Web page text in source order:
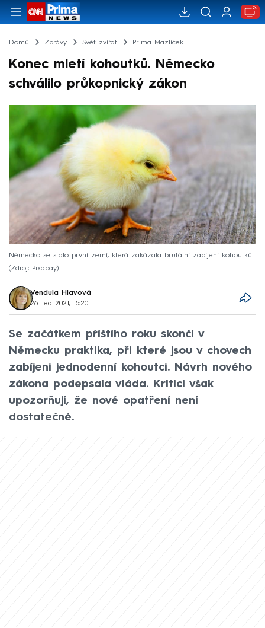
Domů Zprávy Svět zvířat Prima Mazlíček
Konec mletí kohoutků. Německo
schválilo průkopnický zákon
Německo se stalo první zemí, která zakázala brutální zabíjení kohoutků.
Zdroj: Pixabay
Vendula Hlavová
26. led 2021, 15:20
Se začátkem příštího roku skončí v
Německu praktika, při které jsou v chovech
zabíjeni jednodenní kohoutci. Návrh nového
zákona podepsala vláda. Kritici však
upozorňují, že nové opatření není
dostatečné.